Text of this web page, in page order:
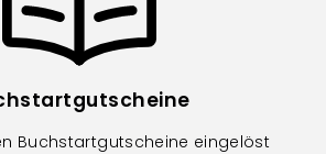
Buchstartgutscheine eingelöst